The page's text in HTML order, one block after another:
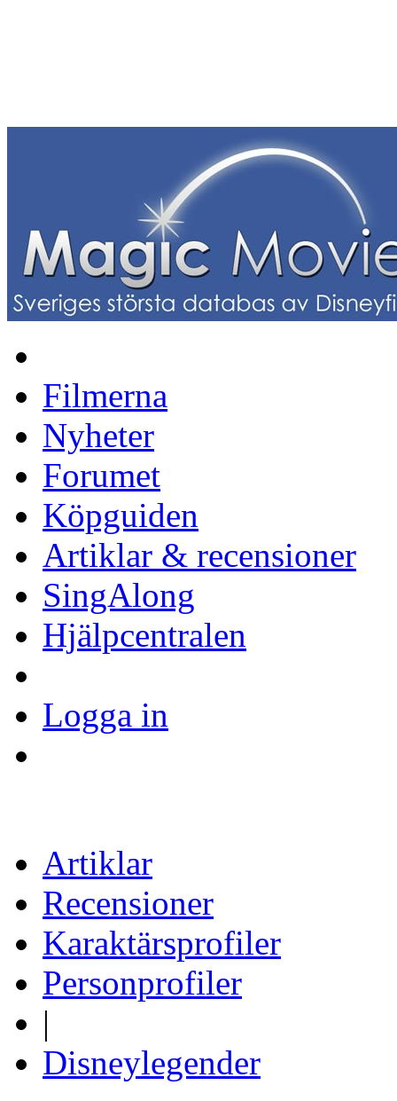
Filmerna
Nyheter
Forumet
Köpguiden
Artiklar & recensioner
SingAlong
Hjälpcentralen
Logga in
Artiklar
Recensioner
Karaktärsprofiler
Personprofiler
|
Disneylegender